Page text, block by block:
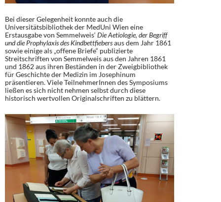
Bei dieser Gelegenheit konnte auch die
Universitätsbibliothek der MedUni Wien eine
Erstausgabe von Semmelweis‘ Die Aetiologie, der Begriff
und die Prophylaxis des Kindbettfiebersaus dem Jahr 1861
sowie einige als „offene Briefe“ publizierte
Streitschriften von Semmelweis aus den Jahren 1861
und 1862 aus ihren Beständen in der Zweigbibliothek
für Geschichte der Medizin im Josephinum
präsentieren. Viele TeilnehmerInnen des Symposiums
ließen es sich nicht nehmen selbst durch diese
historisch wertvollen Originalschriften zu blättern.